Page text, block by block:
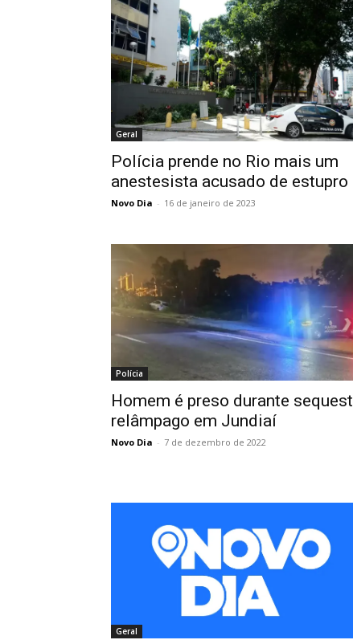
Geral
Polícia prende no Rio mais um
anestesista acusado de estupro
Novo Dia - 16 de janeiro de 2023
Polícia
Homem é preso durante
relâmpago em Jundiaí
Novo Dia - 7 de dezembro de 2022
Geral